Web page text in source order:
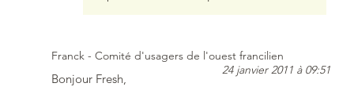
Franck - Comité d'usagers de l'ouest francilien
24 janvier 2011 à 09:51
Bonjour Fresh,